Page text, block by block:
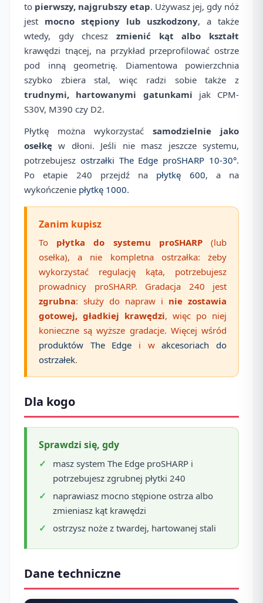
to pierwszy, najgrubszy etap. Używasz jej, gdy nóż
jest mocno stępiony lub uszkodzony, a także
wtedy, gdy chcesz zmienić kąt albo kształt
krawędzi tnącej, na przykład przeprofilować ostrze
pod inną geometrię. Diamentowa powierzchnia
szybko zbiera stal, więc radzi sobie także z
trudnymi, hartowanymi gatunkami jak CPM-
S30V, M390 czy D2.
Płytkę można wykorzystać samodzielnie jako
osełkę w dłoni. Jeśli nie masz jeszcze systemu,
potrzebujesz ostrzałki The Edge proSHARP 10-30°.
Po etapie 240 przejdź na płytkę 600, a na
wykończenie płytkę 1000.
Zanim kupisz
To płytka do systemu proSHARP(lub
osełka), a nie kompletna ostrzałka: żeby
wykorzystać regulację kąta, potrzebujesz
prowadnicy proSHARP. Gradacja 240 jest
zgrubna: służy do napraw i nie zostawia
gotowej, gładkiej krawędzi, więc po niej
konieczne są wyższe gradacje. Więcej wśród
produktów The Edge i wakcesoriach do
ostrzałek.
Dla kogo
Sprawdzi się, gdy
masz system The Edge proSHARP i
potrzebujesz zgrubnej płytki 240
naprawiasz mocno stępione ostrza albo
zmieniasz kąt krawędzi
ostrzysz noże z twardej, hartowanej stali
Dane techniczne